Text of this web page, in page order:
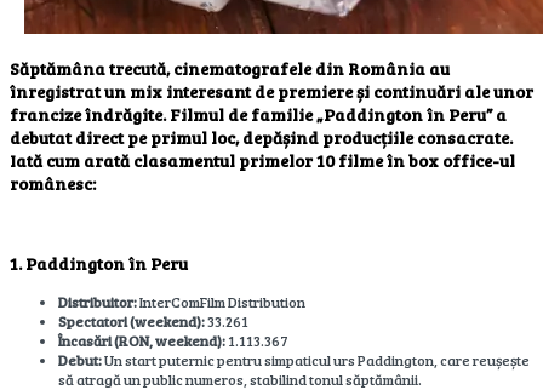
Săptămâna trecută, cinematografele din România au
înregistrat un mix interesant de premiere și continuări ale unor
francize îndrăgite. Filmul de familie„Paddington în Peru”a
debutat direct pe primul loc, depășind producțiile consacrate.
Iată cum arată clasamentul primelor 10 filme în box office-ul
românesc:
1. Paddington în Peru
Distribuitor:InterComFilm Distribution
Spectatori (weekend):33.261
Încasări (RON, weekend):1.113.367
Debut:Un start puternic pentru simpaticul urs Paddington, care reușește
să atragă un public numeros, stabilind tonul săptămânii.